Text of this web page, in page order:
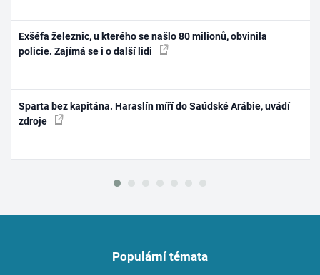
Exšéfa železnic, u kterého se našlo 80 milionů, obvinila
policie. Zajímá se i o další lidi
Sparta bez kapitána. Haraslín míří do Saúdské Arábie, uvádí
zdroje
Populární témata